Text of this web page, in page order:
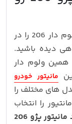
شاید مدل های مختلفی از مانیتور های ولوم دار 206 را در
دیده باشید.
همین ولوم دار
مانیتور خودرو
های مختلف را
را انتخاب
راهنمای خرید مانیتور پژو 206